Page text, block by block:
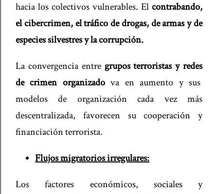
hacia los colectivos vulnerables. El contrabando,
el cibercrimen, el tráfico de drogas, de armas y de
especies silvestres y la corrupción.
La convergencia entre grupos terroristas y redes
de crimen organizadova en aumento y sus
modelos de organización cada vez más
descentralizada, favorecen su cooperación y
financiación terrorista.
Flujos migratorios irregulares:
Los factores económicos, sociales y